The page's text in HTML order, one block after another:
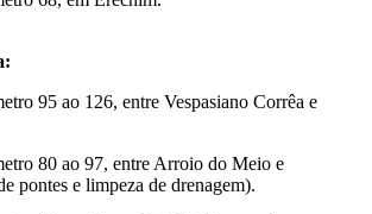
95 ao 126, entre Vespasiano Corrêa e
80 ao 97, entre Arroio do Meio e
pontes e limpeza de drenagem).